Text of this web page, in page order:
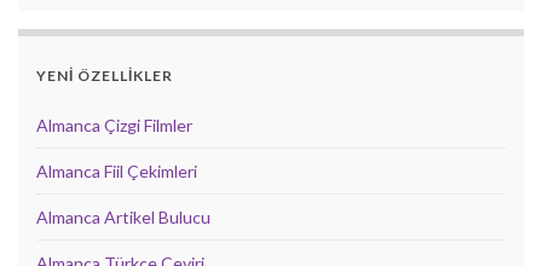
YENİ ÖZELLİKLER
Almanca Çizgi Filmler
Almanca Fiil Çekimleri
Almanca Artikel Bulucu